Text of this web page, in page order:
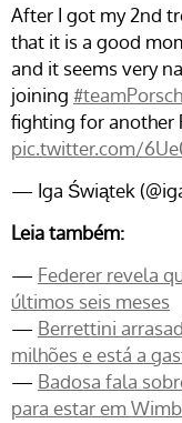
After I got my 2nd
that it is a good
and it seems very
joining
fighting for another
pic.twitter.com/
— Iga Świątek
Leia também:
— Federer revela
últimos seis meses
— Berrettini
milhões e está a
— Badosa fala
para estar em